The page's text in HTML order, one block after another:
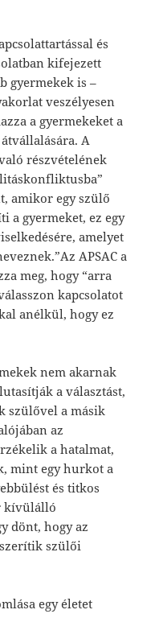
és
kifejezett
gyermekek is –
veszélyesen
a gyermekeket a
A
részvételének
amikor egy szülő
a gyermeket, ez egy
amelyet
APSAC a
meg, hogy “arra
kapcsolatot
anélkül, hogy ez
nem akarnak
a választást,
szülővel a másik
az
a hatalmat,
mint egy hurkot a
és titkos
kívülálló
dönt, hogy az
szülői
egy életet